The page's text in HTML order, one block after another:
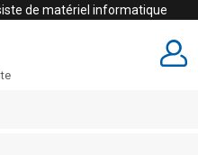
de matériel informatique